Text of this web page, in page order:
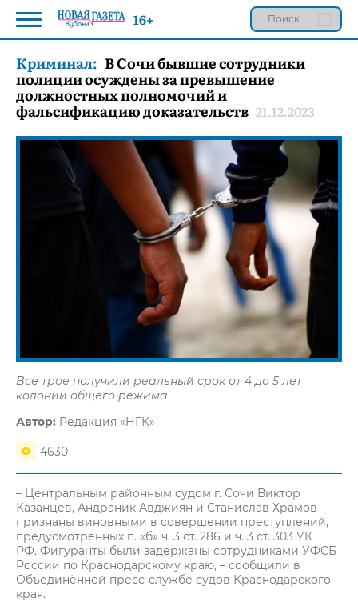
Криминал: В Сочи бывшие сотрудники
полиции осуждены за превышение
должностных полномочий и
фальсификацию доказательств 21.12.2023
Все трое получили реальный срок от 4 до 5 лет
колонии общего режима
Автор: Редакция «НГК»
4630
– Центральным районным судом г. Сочи Виктор
Казанцев, Андраник Авджиян и Станислав Храмов
признаны виновными в совершении преступлений,
предусмотренных п. «б» ч. 3 ст. 286 и ч. 3 ст. 303 УК
РФ. Фигуранты были задержаны сотрудниками УФСБ
России по Краснодарскому краю, – сообщили в
Объединённой пресс-службе судов Краснодарского
края.
16+